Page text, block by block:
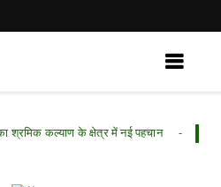
के क्षेत्र में नई पहचान Chhattisgarh